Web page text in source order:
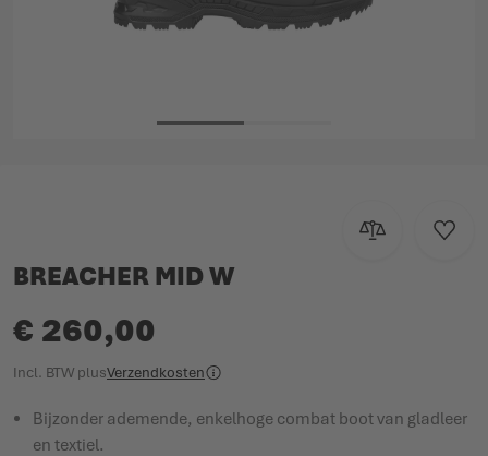
Toevoegen om
Voeg
BREACHER MID W
€ 260,00
Incl. BTW plusVerzendkosten
Bijzonder ademende, enkelhoge combat boot van gladleer
en textiel.